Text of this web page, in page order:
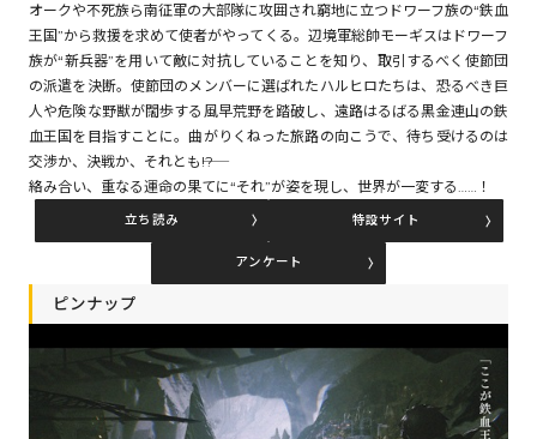
コミックパルフェ
閉じる
オークや不死族ら南征軍の大部隊に攻囲され窮地に立つドワーフ族の“鉄血
王国”から救援を求めて使者がやってくる。辺境軍総帥モーギスはドワーフ
族が“新兵器”を用いて敵に対抗していることを知り、取引するべく使節団
の派遣を決断。使節団のメンバーに選ばれたハルヒロたちは、恐るべき巨
人や危険な野獣が闊歩する風早荒野を踏破し、遠路はるばる黒金連山の鉄
血王国を目指すことに。曲がりくねった旅路の向こうで、待ち受けるのは
交渉か、決戦か、それとも――!?
絡み合い、重なる運命の果てに“それ”が姿を現し、世界が一変する……！
立ち読み 特設サイト
アンケート
ピンナップ